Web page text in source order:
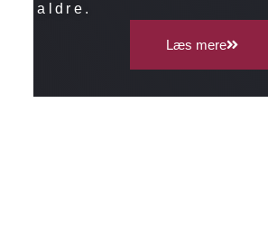
aldre.
Læs mere